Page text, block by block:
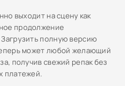
выходит на сцену как
продолжение
полную версию
может любой желающий
получив свежий репак без
платежей.